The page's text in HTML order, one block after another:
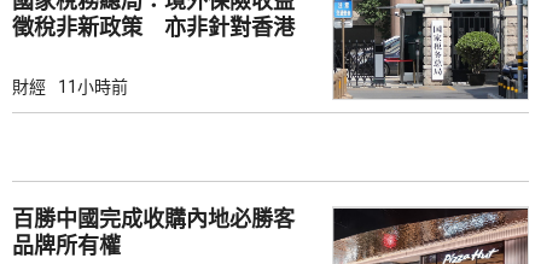
徵稅非新政策 亦非針對香港
財經 11小時前
百勝中國完成收購內地必勝客
品牌所有權